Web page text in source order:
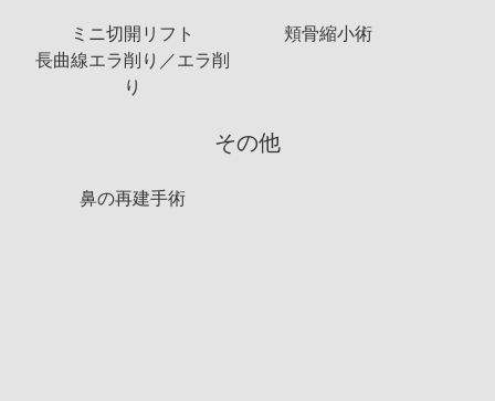
ミニ切開リフト
頬骨縮小術
長曲線エラ削り／エラ削
り
その他
鼻の再建手術